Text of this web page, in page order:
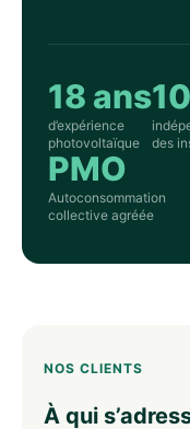
18 ans
d’expérience
photovoltaïque
des
PMO
Autoconsommation
collective agréée
NOS CLIENTS
À qui